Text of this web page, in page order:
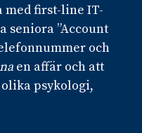
med first-line IT-
seniora ”Account
och
en affär och att
psykologi,